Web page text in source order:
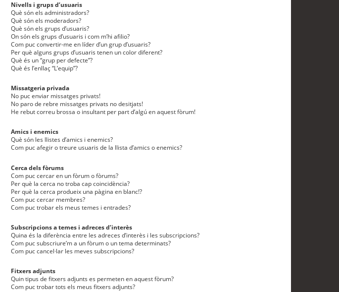
Nivells i grups d’usuaris
Què són els administradors?
Què són els moderadors?
Què són els grups d’usuaris?
On són els grups d’usuaris i com m’hi afilio?
Com puc convertir-me en líder d’un grup d’usuaris?
Per què alguns grups d’usuaris tenen un color diferent?
Què és un “grup per defecte”?
Què és l’enllaç “L’equip”?
Missatgeria privada
No puc enviar missatges privats!
No paro de rebre missatges privats no desitjats!
He rebut correu brossa o insultant per part d’algú en aquest fòrum!
Amics i enemics
Què són les llistes d’amics i enemics?
Com puc afegir o treure usuaris de la llista d’amics o enemics?
Cerca dels fòrums
Com puc cercar en un fòrum o fòrums?
Per què la cerca no troba cap coincidència?
Per què la cerca produeix una pàgina en blanc!?
Com puc cercar membres?
Com puc trobar els meus temes i entrades?
Subscripcions a temes i adreces d’interès
Quina és la diferència entre les adreces d’interès i les subscripcions?
Com puc subscriure’m a un fòrum o un tema determinats?
Com puc cancel·lar les meves subscripcions?
Fitxers adjunts
Quin tipus de fitxers adjunts es permeten en aquest fòrum?
Com puc trobar tots els meus fitxers adjunts?